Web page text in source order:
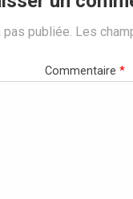
publiée. Les
Commentaire *